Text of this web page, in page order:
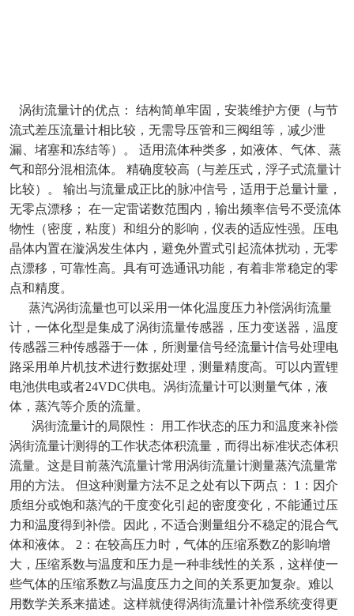
涡街流量计的优点： 结构简单牢固，安装维护方便（与节
流式差压流量计相比较，无需导压管和三阀组等，减少泄
漏、堵塞和冻结等）。 适用流体种类多，如液体、气体、蒸
气和部分混相流体。 精确度较高（与差压式，浮子式流量计
比较）。 输出与流量成正比的脉冲信号，适用于总量计量，
无零点漂移； 在一定雷诺数范围内，输出频率信号不受流体
物性（密度，粘度）和组分的影响，仪表的适应性强。压电
晶体内置在漩涡发生体内，避免外置式引起流体扰动，无零
点漂移，可靠性高。具有可选通讯功能，有着非常稳定的零
点和精度。
蒸汽涡街流量也可以采用一体化温度压力补偿涡街流量
计，一体化型是集成了涡街流量传感器，压力变送器，温度
传感器三种传感器于一体，所测量信号经流量计信号处理电
路采用单片机技术进行数据处理，测量精度高。可以内置锂
电池供电或者24VDC供电。涡街流量计可以测量气体，液
体，蒸汽等介质的流量。
涡街流量计的局限性： 用工作状态的压力和温度来补偿
涡街流量计测得的工作状态体积流量，而得出标准状态体积
流量。这是目前蒸汽流量计常用涡街流量计测量蒸汽流量常
用的方法。 但这种测量方法不足之处有以下两点： 1：因介
质组分或饱和蒸汽的干度变化引起的密度变化，不能通过压
力和温度得到补偿。因此，不适合测量组分不稳定的混合气
体和液体。 2：在较高压力时，气体的压缩系数Z的影响增
大，压缩系数与温度和压力是一种非线性的关系，这样使一
些气体的压缩系数Z与温度压力之间的关系更加复杂。难以
用数学关系来描述。这样就使得涡街流量计补偿系统变得更